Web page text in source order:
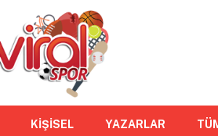
KİŞİSEL YAZARLAR